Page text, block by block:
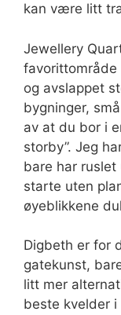
kan være litt
Jewellery
favorittområde
og avslappet
bygninger,
av at du bor i
storby”. Jeg
bare har
starte uten
øyeblikkene
Digbeth er for
gatekunst,
litt mer
beste kvelder i